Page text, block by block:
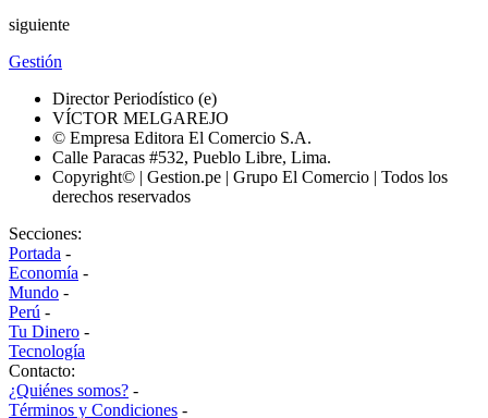
siguiente
Gestión
Director Periodístico (e)
VÍCTOR MELGAREJO
© Empresa Editora El Comercio S.A.
Calle Paracas #532, Pueblo Libre, Lima.
Copyright© | Gestion.pe | Grupo El Comercio | Todos los
derechos reservados
Secciones:
Portada -
Economía -
Mundo -
Perú -
Tu Dinero -
Tecnología
Contacto:
¿Quiénes somos? -
Términos y Condiciones -